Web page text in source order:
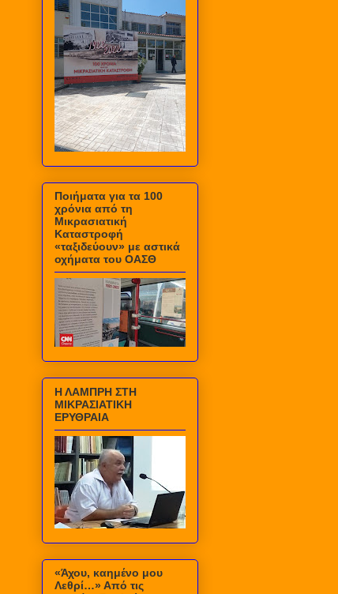
Ποιήματα για τα 100
χρόνια από τη
Μικρασιατική
Καταστροφή
«ταξιδεύουν» με αστικά
οχήματα του ΟΑΣΘ
Η ΛΑΜΠΡΗ ΣΤΗ
ΜΙΚΡΑΣΙΑΤΙΚΗ
ΕΡΥΘΡΑΙΑ
«Άχου, καημένο μου
Λεθρί…» Από τις